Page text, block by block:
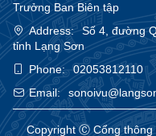
Trưởng Ban Biên tập
Address:
Số 4, đường
tỉnh Lạng Sơn
Phone:
02053812110
Email:
Copyright Ⓒ Cổng thông